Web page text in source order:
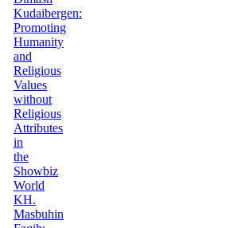
Kudaibergen:
Promoting
Humanity
and
Religious
Values
without
Religious
Attributes
in
the
Showbiz
World
KH.
Masbuhin